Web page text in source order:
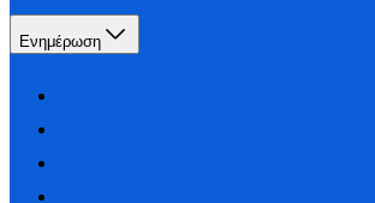
Ενημέρωση